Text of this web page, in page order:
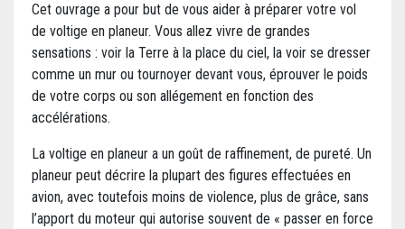
Cet ouvrage a pour but de vous aider à préparer votre vol
de voltige en planeur. Vous allez vivre de grandes
sensations : voir la Terre à la place du ciel, la voir se dresser
comme un mur ou tournoyer devant vous, éprouver le poids
de votre corps ou son allégement en fonction des
accélérations.
La voltige en planeur a un goût de raffinement, de pureté. Un
planeur peut décrire la plupart des figures effectuées en
avion, avec toutefois moins de violence, plus de grâce, sans
l’apport du moteur qui autorise souvent de « passer en force